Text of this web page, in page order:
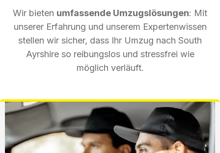
Wir bieten umfassende Umzugslösungen: Mit
unserer Erfahrung und unserem Expertenwissen
stellen wir sicher, dass Ihr Umzug nach South
Ayrshire so reibungslos und stressfrei wie
möglich verläuft.